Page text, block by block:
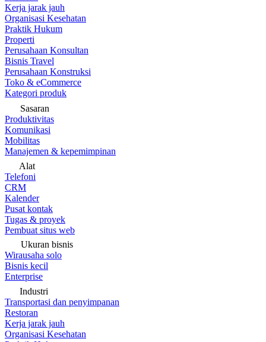
Kerja jarak jauh
Organisasi Kesehatan
Praktik Hukum
Properti
Perusahaan Konsultan
Bisnis Travel
Perusahaan Konstruksi
Toko & eCommerce
Kategori produk
Sasaran
Produktivitas
Komunikasi
Mobilitas
Manajemen & kepemimpinan
Alat
Telefoni
CRM
Kalender
Pusat kontak
Tugas & proyek
Pembuat situs web
Ukuran bisnis
Wirausaha solo
Bisnis kecil
Enterprise
Industri
Transportasi dan penyimpanan
Restoran
Kerja jarak jauh
Organisasi Kesehatan